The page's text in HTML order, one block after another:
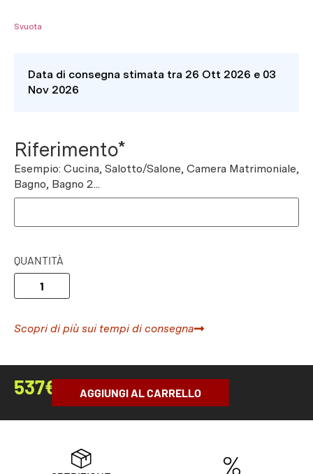
Svuota
Data di consegna stimata tra 26 Ott 2026 e 03
Nov 2026
Riferimento*
Esempio: Cucina, Salotto/Salone, Camera Matrimoniale,
Bagno, Bagno 2...
QUANTITÀ
Scopri di più sui tempi di consegna
537€ AGGIUNGI AL CARRELLO